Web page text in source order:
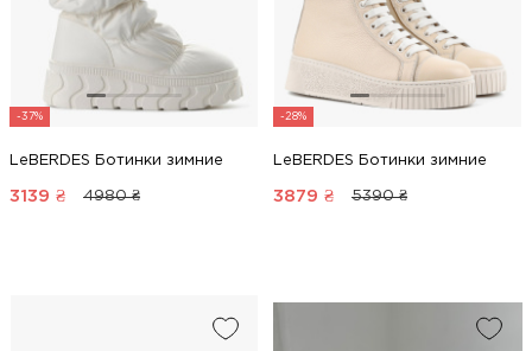
-37%
LeBERDES Ботинки зимние
3139 ₴ 4980 ₴
-28%
LeBERDES Ботинки зимние
3879 ₴ 5390 ₴